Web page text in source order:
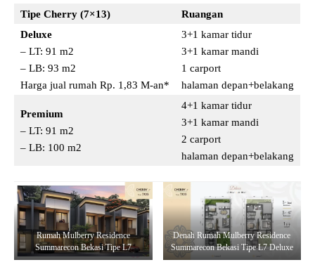
Tipe Cherry (7×13)
Ruangan
Deluxe
– LT: 91 m2
– LB: 93 m2
Harga jual rumah Rp. 1,83 M-an*
3+1 kamar tidur
3+1 kamar mandi
1 carport
halaman depan+belakang
Premium
– LT: 91 m2
– LB: 100 m2
4+1 kamar tidur
3+1 kamar mandi
2 carport
halaman depan+belakang
Rumah Mulberry Residence
Summarecon Bekasi Tipe L7
Denah Rumah Mulberry Residence
Summarecon Bekasi Tipe L7 Deluxe